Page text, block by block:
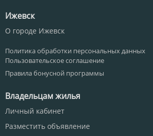
Ижевск
О городе Ижевск
Политика обработки персональных данных
Пользовательское соглашение
Правила бонусной программы
Владельцам жилья
Личный кабинет
Разместить объявление